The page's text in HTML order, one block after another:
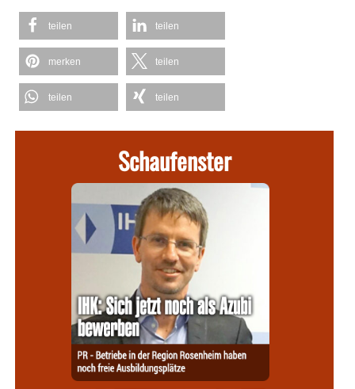
teilen teilen
merken teilen
teilen teilen
Schaufenster